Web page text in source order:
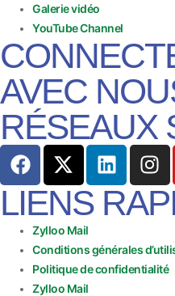
Galerie vidéo
YouTube Channel
AVEC
RÉSEAUX
LIENS
Zylloo Mail
Conditions générales
Politique de confidentialité
Zylloo Mail